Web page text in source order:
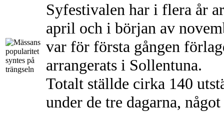
Syfestivalen har i flera år
april och i början av
var för första gången
arrangerats i Sollentuna.
Totalt ställde cirka 140
under de tre dagarna,